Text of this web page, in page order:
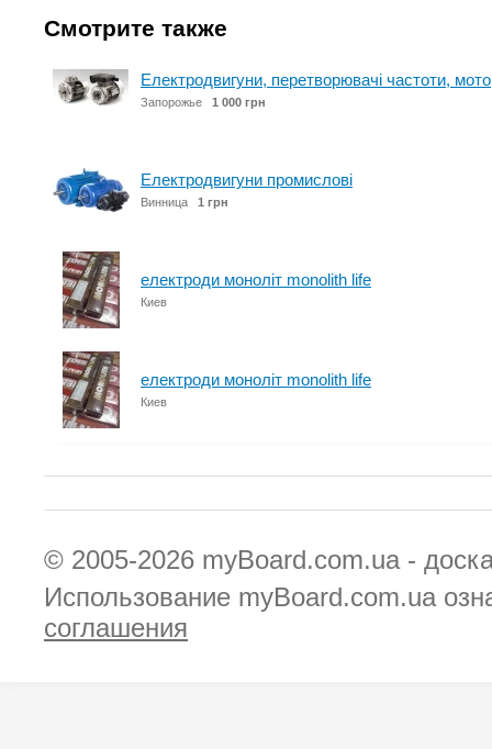
Смотрите также
Електродвигуни, перетворювачі частоти,
Запорожье 1 000 грн
Електродвигуни промислові
Винница 1 грн
електроди моноліт monolith life
Киев
електроди моноліт monolith life
Киев
© 2005-2026 myBoard.com.ua -
Использование myBoard.com.ua
соглашения